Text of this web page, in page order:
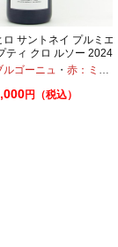
サントネイ プルミエ
ティ クロ ルソー 2024
ルゴーニュ ・ 赤：ミディアムボディ
円（税込）